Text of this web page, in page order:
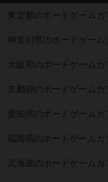
東京都のボードゲームカ
神奈川県のボードゲーム
大阪府のボードゲームカ
京都府のボードゲームカ
愛知県のボードゲームカ
福岡県のボードゲームカ
北海道のボードゲームカ